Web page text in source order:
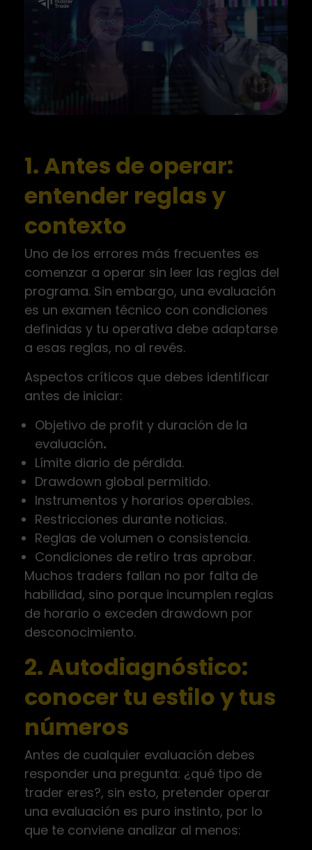
1. Antes de operar:
entender reglas y
contexto
Uno de los errores más frecuentes es
comenzar a operar sin leer las reglas del
programa. Sin embargo, una evaluación
es un examen técnico con condiciones
definidas y tu operativa debe adaptarse
a esas reglas, no al revés.
Aspectos críticos que debes identificar
antes de iniciar:
Objetivo de profit y duración de la
evaluación.
Límite diario de pérdida.
Drawdown global permitido.
Instrumentos y horarios operables.
Restricciones durante noticias.
Reglas de volumen o consistencia.
Condiciones de retiro tras aprobar.
Muchos traders fallan no por falta de
habilidad, sino porque incumplen reglas
de horario o exceden drawdown por
desconocimiento.
2. Autodiagnóstico:
conocer tu estilo y tus
números
Antes de cualquier evaluación debes
responder una pregunta: ¿qué tipo de
trader eres?, sin esto, pretender operar
una evaluación es puro instinto, por lo
que te conviene analizar al menos: